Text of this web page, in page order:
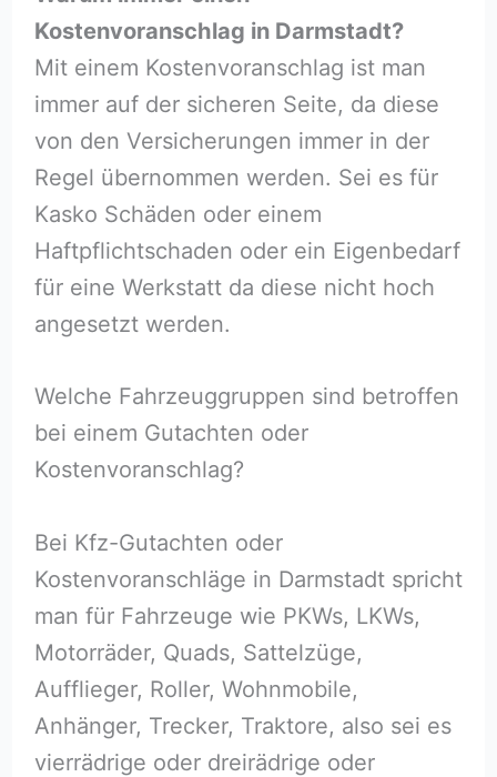
Kostenvoranschlag in Darmstadt?
Mit einem Kostenvoranschlag ist man
immer auf der sicheren Seite, da diese
von den Versicherungen immer in der
Regel übernommen werden. Sei es für
Kasko Schäden oder einem
Haftpflichtschaden oder ein Eigenbedarf
für eine Werkstatt da diese nicht hoch
angesetzt werden.
Welche Fahrzeuggruppen sind betroffen
bei einem Gutachten oder
Kostenvoranschlag?
Bei Kfz-Gutachten oder
Kostenvoranschläge in Darmstadt spricht
man für Fahrzeuge wie PKWs, LKWs,
Motorräder, Quads, Sattelzüge,
Aufflieger, Roller, Wohnmobile,
Anhänger, Trecker, Traktore, also sei es
vierrädrige oder dreirädrige oder